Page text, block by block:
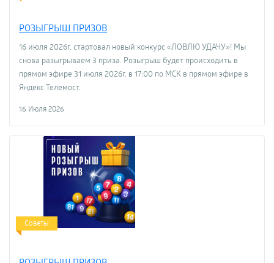
РОЗЫГРЫШ ПРИЗОВ
16 июля 2026г. стартовал новый конкурс «ЛОВЛЮ УДАЧУ»! Мы
снова разыгрываем 3 приза. Розыгрыш будет происходить в
прямом эфире 31 июля 2026г. в 17:00 по МСК в прямом эфире в
Яндекс Телемост.
16 Июля 2026
Советы